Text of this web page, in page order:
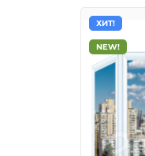
ХИТ!
NEW!